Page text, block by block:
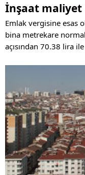
İnşaat maliyet
Emlak vergisine esas
bina metrekare
açısından 70.38 lira